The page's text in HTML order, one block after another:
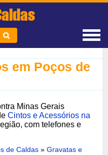
em Poços de
Minas Gerais
Cintos e Acessórios na
com telefones e
de Caldas »Gravatas e